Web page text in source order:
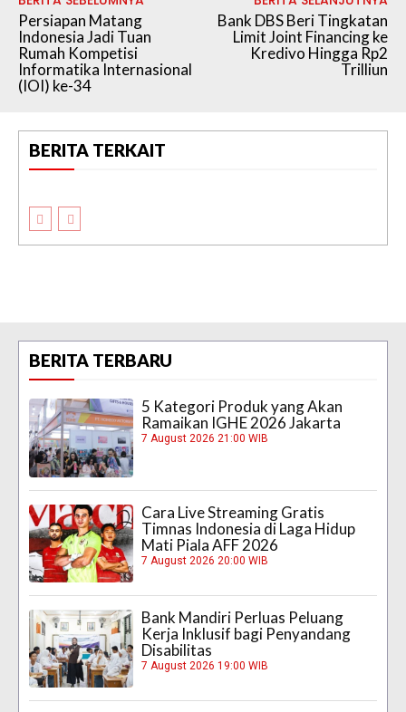
Persiapan Matang
Indonesia Jadi Tuan
Rumah Kompetisi
Informatika Internasional
(IOI) ke-34
Bank DBS Beri Tingkatan
Limit Joint Financing ke
Kredivo Hingga Rp2
Trilliun
BERITA TERKAIT
BERITA TERBARU
5 Kategori Produk yang Akan
Ramaikan IGHE 2026 Jakarta
7 August 2026 21:00 WIB
Cara Live Streaming Gratis
Timnas Indonesia di Laga Hidup
Mati Piala AFF 2026
7 August 2026 20:00 WIB
Bank Mandiri Perluas Peluang
Kerja Inklusif bagi Penyandang
Disabilitas
7 August 2026 19:00 WIB